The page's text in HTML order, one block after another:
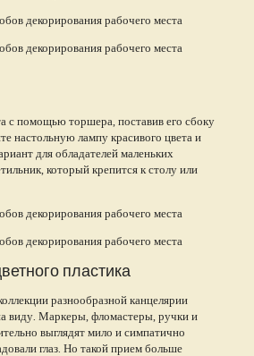
с помощью торшера, поставив его сбоку
настольную лампу красивого цвета и
для обладателей маленьких
который крепится к столу или
пластика
разнообразной канцелярии
виду. Маркеры, фломастеры, ручки и
выглядят мило и симпатично
глаз. Но такой прием больше